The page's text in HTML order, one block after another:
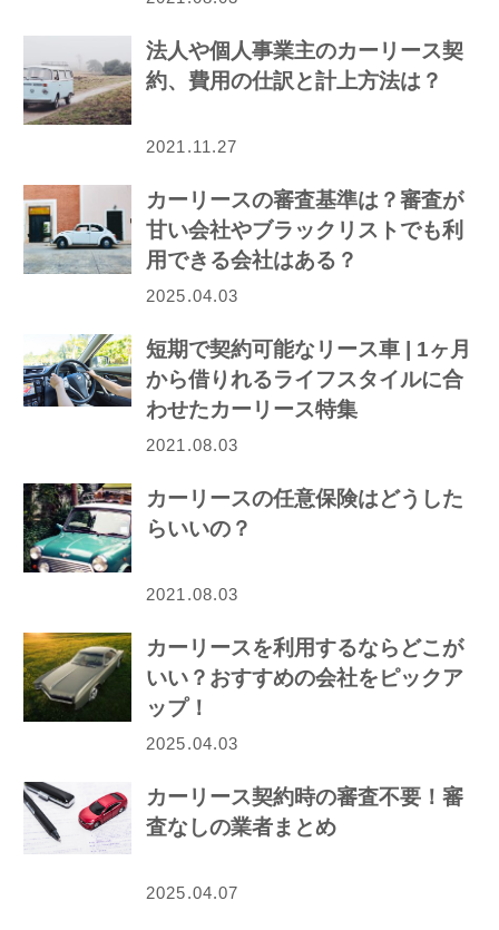
法人や個人事業主のカーリース契
約、費用の仕訳と計上方法は？
2021.11.27
カーリースの審査基準は？審査が
甘い会社やブラックリストでも利
用できる会社はある？
2025.04.03
短期で契約可能なリース車 | 1ヶ月
から借りれるライフスタイルに合
わせたカーリース特集
2021.08.03
カーリースの任意保険はどうした
らいいの？
2021.08.03
カーリースを利用するならどこが
いい？おすすめの会社をピックア
ップ！
2025.04.03
カーリース契約時の審査不要！審
査なしの業者まとめ
2025.04.07